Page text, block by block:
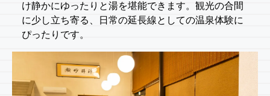
け静かにゆったりと湯を堪能できます。観光の合間
に少し立ち寄る、日常の延長線としての温泉体験に
ぴったりです。